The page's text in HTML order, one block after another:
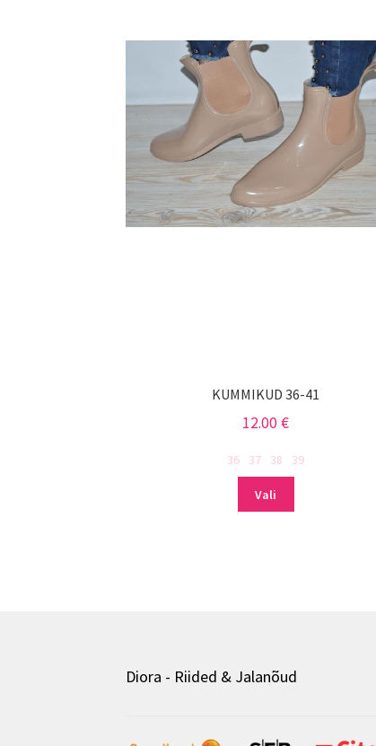
KUMMIKUD 36-41
12.00€
36 37 38 39
Vali
Diora - Riided & Jalanõud